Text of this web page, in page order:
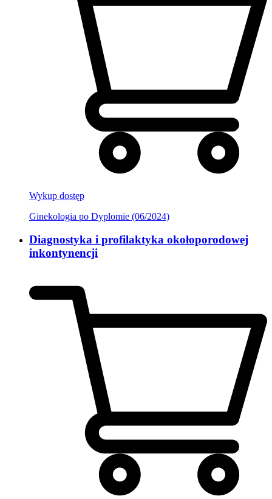
Wykup dostęp
Ginekologia po Dyplomie (06/2024)
Diagnostyka i profilaktyka okołoporodowej
inkontynencji